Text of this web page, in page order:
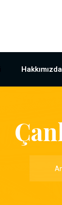
Hakkımızda